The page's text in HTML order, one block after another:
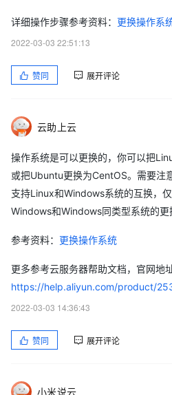
详细操作步骤参考资料： 更换操作系
2022-03-03 22:51:13
赞同 展开评论
云助上云
操作系统是可以更换的，你可以把
或把Ubuntu更换为CentOS。需要注
支持Linux和Windows系统的互换，
Windows和Windows同类型系统的更
参考资料： 更换操作系统
更多参考云服务器帮助文档，官网地址
https://help.aliyun.com/product/
2022-03-03 14:36:43
赞同 展开评论
小米说云